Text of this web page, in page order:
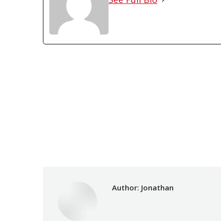
Author: Jonathan